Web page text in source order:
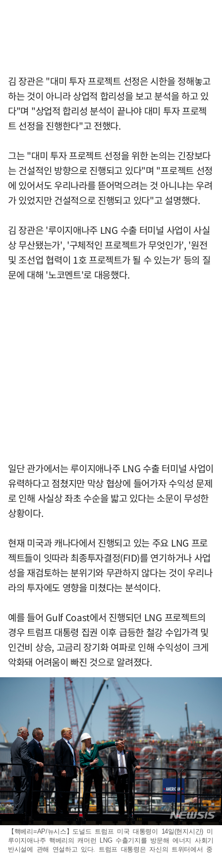
김 장관은 "대미 투자 프로젝트 선정은 시한을 정해놓고
하는 것이 아니라 상업적 합리성을 보고 분석을 하고 있
다"며 "상업적 합리성 분석이 끝나야 대미 투자 프로젝
트 선정을 진행한다"고 전했다.
그는 "대미 투자 프로젝트 선정을 위한 논의는 긴장보다
는 건설적인 방향으로 진행되고 있다"며 "프로젝트 선정
에 있어서도 우리나라를 뜯어먹으려는 것 아니냐는 우려
가 있었지만 건설적으로 진행되고 있다"고 설명했다.
김 장관은 '루이지애나주 LNG 수출 터미널 사업이 사실
상 무산됐는가', '구체적인 프로젝트가 무엇인가', '원전
및 조선업 협력이 1호 프로젝트가 될 수 있는가' 등의 질
문에 대해 '노코멘트'로 대응했다.
일단 관가에서는 루이지애나주 LNG 수출 터미널 사업이
유력하다고 점쳤지만 막상 협상에 들어가자 수익성 문제
로 인해 사실상 좌초 수순을 밟고 있다는 소문이 무성한
상황이다.
현재 미국과 캐나다에서 진행되고 있는 주요 LNG 프로
젝트들이 잇따라 최종투자결정(FID)를 연기하거나 사업
성을 재검토하는 분위기와 무관하지 않다는 것이 우리나
라의 투자에도 영향을 미쳤다는 분석이다.
예를 들어 Gulf Coast에서 진행되던 LNG 프로젝트의
경우 트럼프 대통령 집권 이후 급등한 철강 수입가격 및
인건비 상승, 고금리 장기화 여파로 인해 수익성이 크게
악화돼 어려움이 빠진 것으로 알려졌다.
【핵베리=AP/뉴시스】도널드 트럼프 미국 대통령이 14일(현지시간) 미
루이지애나주 핵베리의 캐머런 LNG 수출기지를 방문해 에너지 사회기
반시설에 관해 연설하고 있다. 트럼프 대통령은 자신의 트위터에서 중